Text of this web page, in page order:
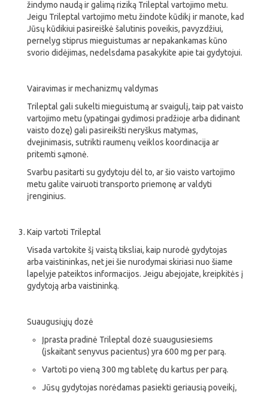
žindymo naudą ir galimą riziką Trileptal vartojimo metu.
Jeigu Trileptal vartojimo metu žindote kūdikį ir manote, kad
Jūsų kūdikiui pasireiškė šalutinis poveikis, pavyzdžiui,
pernelyg stiprus mieguistumas ar nepakankamas kūno
svorio didėjimas, nedelsdama pasakykite apie tai gydytojui.
Vairavimas ir mechanizmų valdymas
Trileptal gali sukelti mieguistumą ar svaigulį, taip pat vaisto
vartojimo metu (ypatingai gydimosi pradžioje arba didinant
vaisto dozę) gali pasireikšti neryškus matymas,
dvejinimasis, sutrikti raumenų veiklos koordinacija ar
pritemti sąmonė.
Svarbu pasitarti su gydytoju dėl to, ar šio vaisto vartojimo
metu galite vairuoti transporto priemonę ar valdyti
įrenginius.
Kaip vartoti Trileptal
Visada vartokite šį vaistą tiksliai, kaip nurodė gydytojas
arba vaistininkas, net jei šie nurodymai skiriasi nuo šiame
lapelyje pateiktos informacijos. Jeigu abejojate, kreipkitės į
gydytoją arba vaistininką.
Suaugusiųjų dozė
Įprasta pradinė Trileptal dozė suaugusiesiems
(įskaitant senyvus pacientus) yra 600 mg per parą.
Vartoti po vieną 300 mg tabletę du kartus per parą.
Jūsų gydytojas norėdamas pasiekti geriausią poveikį,